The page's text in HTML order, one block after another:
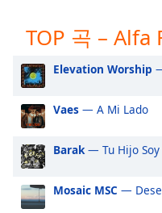
subtitles
settings,
opens
settings
subtitles
off
selected
TOP 곡 –
Elevation Worship
Vaes — A Mi Lado
Barak— Tu Hijo Soy
Mosaic MSC —